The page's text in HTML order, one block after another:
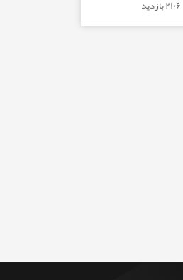
۲۱۰۶ بازدید